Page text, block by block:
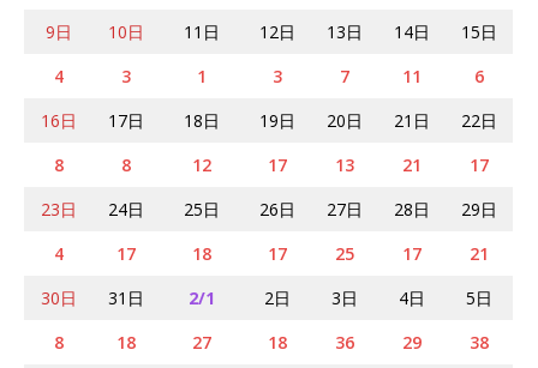
9日
10日 11日 12日 13日 14日
15日
4
3 1 3 7 11
6
16日
17日 18日 19日 20日 21日
22日
8
8 12 17 13 21
17
23日
24日 25日 26日 27日 28日
29日
4
17 18 17 25 17
21
30日
31日 2/1 2日 3日 4日
5日
8
18 27 18 36 29
38